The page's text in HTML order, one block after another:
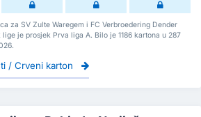
za SV Zulte Waregem i FC Verbroedering Dender
je prosjek Prva liga A. Bilo je 1186 kartona u 287
/ Crveni karton